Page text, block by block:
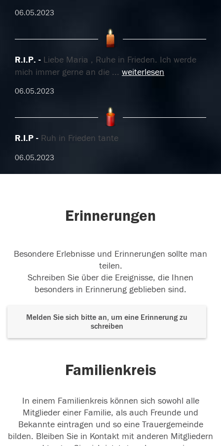
06.05.2023
R.i.P.
Liebe Maria , Ruhe in Frieden. Ich werde
mich immer gerne an die ... weiterlesen
06.05.2023
R.I.P Ruh in Frieden tante
06.05.2023
Erinnerungen
Besondere Erlebnisse und Erinnerungen sollte man
teilen.
Schreiben Sie über die Ereignisse, die Ihnen
besonders in Erinnerung geblieben sind.
Melden Sie sich bitte an, um eine Erinnerung zu
schreiben
Familienkreis
In einem Familienkreis können sich sowohl alle
Mitglieder einer Familie, als auch Freunde und
Bekannte eintragen und so eine Trauergemeinde
bilden. Bleiben Sie in Kontakt mit anderen Mitgliedern